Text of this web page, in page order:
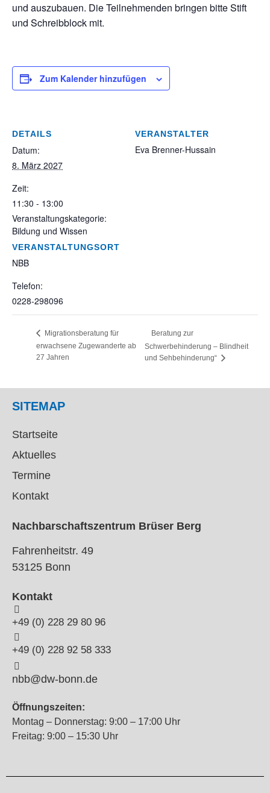
und auszubauen. Die Teilnehmenden bringen bitte Stift
und Schreibblock mit.
Zum Kalender hinzufügen
DETAILS
Datum:
8. März 2027
Zeit:
11:30 - 13:00
Veranstaltungskategorie:
Bildung und Wissen
VERANSTALTUNGSORT
NBB
Telefon:
0228-298096
VERANSTALTER
Eva Brenner-Hussain
Migrationsberatung für
erwachsene Zugewanderte ab
27 Jahren
Beratung zur
Schwerbehinderung – Blindheit
und Sehbehinderung“
SITEMAP
Startseite
Aktuelles
Termine
Kontakt
Nachbarschaftszentrum Brüser Berg
Fahrenheitstr. 49
53125 Bonn
Kontakt
+49 (0) 228 29 80 96
+49 (0) 228 92 58 333
nbb@dw-bonn.de
Öffnungszeiten:
Montag – Donnerstag: 9:00 – 17:00 Uhr
Freitag: 9:00 – 15:30 Uhr